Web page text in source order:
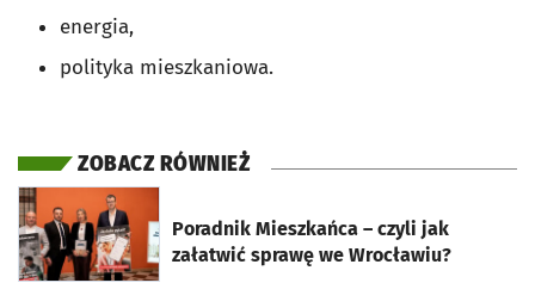
energia,
polityka mieszkaniowa.
ZOBACZ RÓWNIEŻ
Poradnik Mieszkańca – czyli jak
załatwić sprawę we Wrocławiu?
otworzy się w nowej karcie